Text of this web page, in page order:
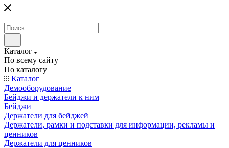
Каталог
По всему сайту
По каталогу
Каталог
Демооборудование
Бейджи и держатели к ним
Бейджи
Держатели для бейджей
Держатели, рамки и подставки для информации, рекламы и
ценников
Держатели для ценников